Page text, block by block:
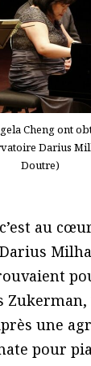
Cheng ont
Darius
Doutre)
au
une
pour